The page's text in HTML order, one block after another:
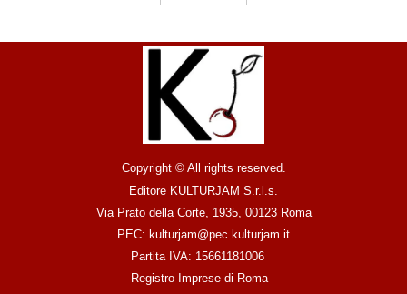
Copyright © All rights reserved.
Editore KULTURJAM S.r.l.s.
Via Prato della Corte, 1935, 00123 Roma
PEC: kulturjam@pec.kulturjam.it
Partita IVA: 15661181006
Registro Imprese di Roma